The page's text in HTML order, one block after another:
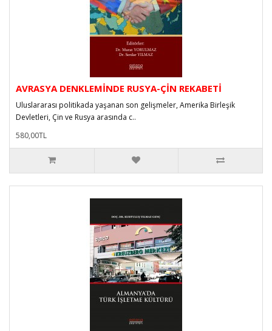
AVRASYA DENKLEMİNDE RUSYA-ÇİN REKABETİ
Uluslararası politikada yaşanan son gelişmeler, Amerika Birleşik
Devletleri, Çin ve Rusya arasında c..
580,00TL